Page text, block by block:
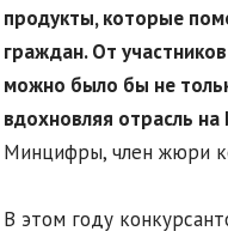
продукты, которые
граждан. От
можно было бы не
вдохновляя отрасль
Минцифры, член жюри
В этом году